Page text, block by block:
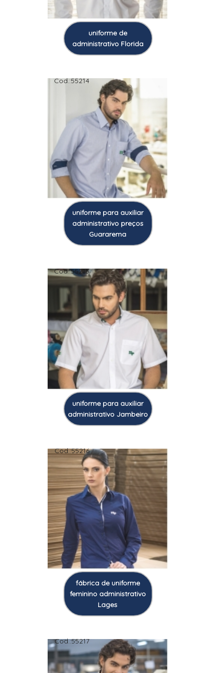
uniforme de
administrativo Florida
Cod.:55214
uniforme para auxiliar
administrativo preços
Guararema
Cod.:55215
uniforme para auxiliar
administrativo Jambeiro
Cod.:55216
fábrica de uniforme
feminino administrativo
Lages
Cod.:55217